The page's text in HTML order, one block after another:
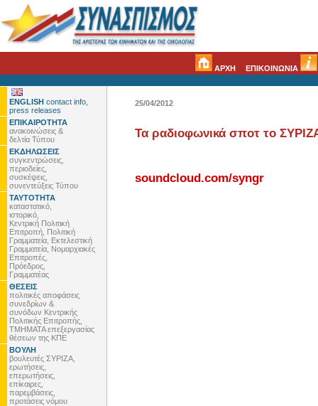
ΑΡΧΗ ΕΠΙΚΟΙΝΩΝΙΑ
ENGLISH contact info,
press releases
ΕΠΙΚΑΙΡΟΤΗΤΑ
ανακοινώσεις &
δελτία Τύπου
ΕΚΔΗΛΩΣΕΙΣ
συγκεντρώσεις,
περιοδείες,
συσκέψεις,
συνεντεύξεις Τύπου
ΤΑΥΤΟΤΗΤΑ
καταστατικό,
ιστορικό,
Κεντρική Πολιτική
Επιτροπή, Πολιτική
Γραμματεία, Εκτελεστική
Γραμματεία, Νομαρχιακές
Επιτροπές,
Πρόεδρος,
Γραμματέας
ΘΕΣΕΙΣ
πολιτικές αποφάσεις
συνεδρίων &
συνόδων Κεντρικής
Πολιτικής Επιτροπής,
ΤΜΗΜΑΤΑ επεξεργασίας
θέσεων της ΚΠΕ
ΒΟΥΛΗ
βουλευτές ΣΥΡΙΖΑ,
ερωτήσεις,
επερωτήσεις,
επίκαιρες,
παρεμβάσεις,
προτάσεις νόμου
25/04/2012
Τα ραδιοφωνικά σποτ το
soundcloud.com/syngr